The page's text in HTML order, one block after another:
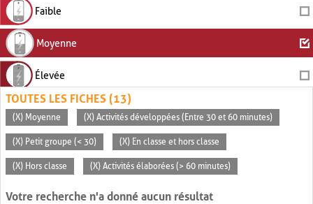
Faible
Moyenne
Élevée
TOUTES LES FICHES (13)
(X) Moyenne (X) Activités développées (Entre 30 et 60 minutes)
(X) Petit groupe (< 30) (X) En classe et hors classe
(X) Hors classe (X) Activités élaborées (> 60 minutes)
Votre recherche n'a donné aucun résultat